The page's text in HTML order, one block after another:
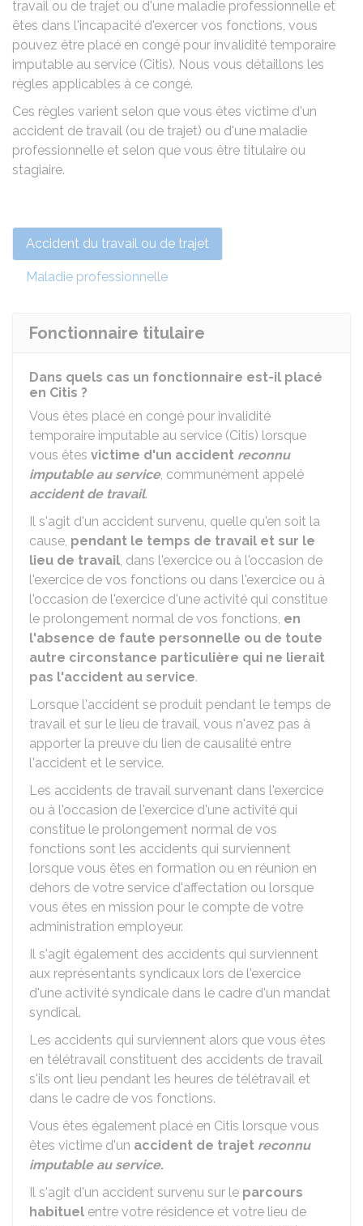
travail ou de trajet ou d'une maladie professionnelle et
êtes dans l'incapacité d'exercer vos fonctions, vous
pouvez être placé en congé pour invalidité temporaire
imputable au service (Citis). Nous vous détaillons les
règles applicables à ce congé.
Ces règles varient selon que vous êtes victime d'un
accident de travail (ou de trajet) ou d'une maladie
professionnelle et selon que vous être titulaire ou
stagiaire.
Accident du travail ou de trajet
Maladie professionnelle
Fonctionnaire titulaire
Dans quels cas un fonctionnaire est-il placé
en Citis ?
Vous êtes placé en congé pour invalidité
temporaire imputable au service (Citis) lorsque
vous êtes victime d'un accident reconnu
imputable au service, communément appelé
accident de travail.
Il s'agit d'un accident survenu, quelle qu'en soit la
cause, pendant le temps de travail et sur le
lieu de travail, dans l'exercice ou à l'occasion de
l'exercice de vos fonctions ou dans l'exercice ou à
l'occasion de l'exercice d'une activité qui constitue
le prolongement normal de vos fonctions, en
l'absence de faute personnelle ou de toute
autre circonstance particulière qui ne lierait
pas l'accident au service.
Lorsque l'accident se produit pendant le temps de
travail et sur le lieu de travail, vous n'avez pas à
apporter la preuve du lien de causalité entre
l'accident et le service.
Les accidents de travail survenant dans l'exercice
ou à l'occasion de l'exercice d'une activité qui
constitue le prolongement normal de vos
fonctions sont les accidents qui surviennent
lorsque vous êtes en formation ou en réunion en
dehors de votre service d'affectation ou lorsque
vous êtes en mission pour le compte de votre
administration employeur.
Il s'agit également des accidents qui surviennent
aux représentants syndicaux lors de l'exercice
d'une activité syndicale dans le cadre d'un mandat
syndical.
Les accidents qui surviennent alors que vous êtes
en télétravail constituent des accidents de travail
s'ils ont lieu pendant les heures de télétravail et
dans le cadre de vos fonctions.
Vous êtes également placé en Citis lorsque vous
êtes victime d'un accident de trajet reconnu
imputable au service.
Il s'agit d'un accident survenu sur le parcours
habituel entre votre résidence et votre lieu de